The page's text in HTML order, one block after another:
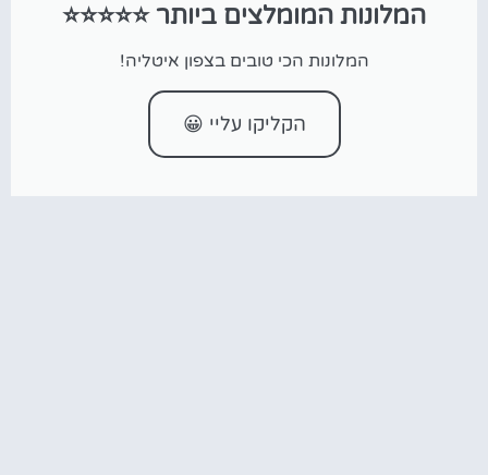
המלונות המומלצים ביותר ⭐⭐⭐⭐⭐
המלונות הכי טובים בצפון איטליה!
הקליקו עליי 😀